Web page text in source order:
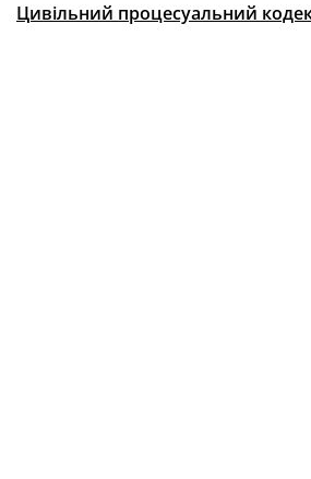
Цивільний процесуальний